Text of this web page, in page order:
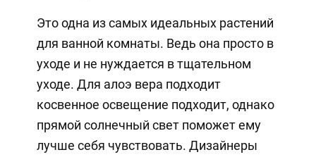
Это одна из самых идеальных растений
для ванной комнаты. Ведь она просто в
уходе и не нуждается в тщательном
уходе. Для алоэ вера подходит
косвенное освещение подходит, однако
прямой солнечный свет поможет ему
лучше себя чувствовать. Дизайнеры